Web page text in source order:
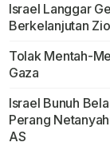
Israel Langgar
Berkelanjutan
Tolak Mentah-
Gaza
Israel Bunuh
Perang
AS